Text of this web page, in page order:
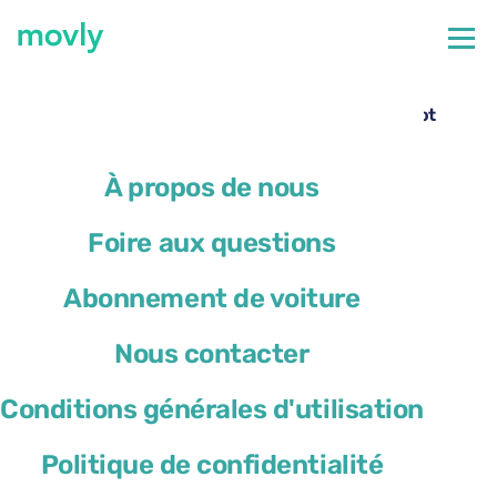
À propos de nous
Foire aux questions
Abonnement de voiture
Nous contacter
Conditions générales d'utilisation
Politique de confidentialité
Location de voiture à l’aéroport de Bari – Peugeot